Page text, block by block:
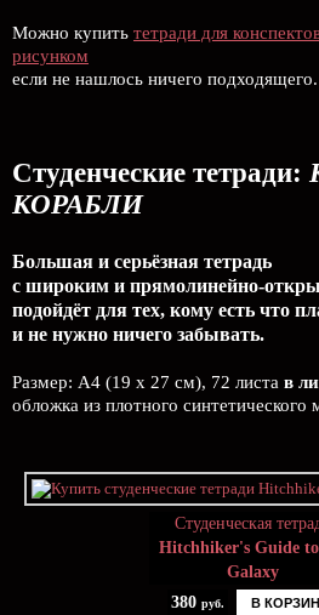
Можно купить тетради для
рисунком
если не нашлось ничего подходящего.
Студенческие тетради:
КОРАБЛИ
Большая и серьёзная тетрадь
с широким и прямолинейно-
подойдёт для тех, кому есть что
и не нужно ничего забывать.
Размер: А4 (19 x 27 см), 72 листа в
обложка из плотного синтетического
Студенческая
Hitchhiker's Guide
Galaxy
380 руб. В